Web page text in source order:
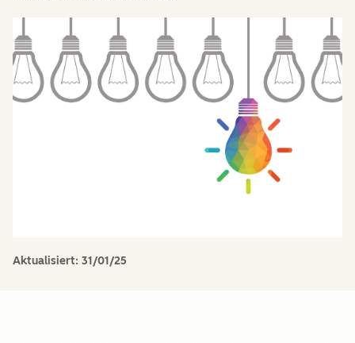
Aktualisiert: 31/01/25